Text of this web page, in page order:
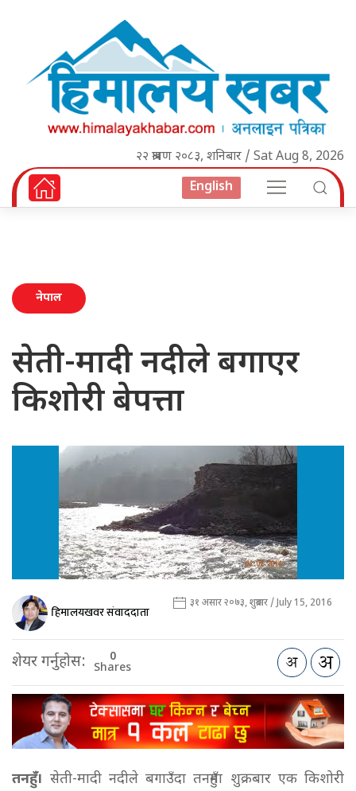
२२ श्रावण २०८३, शनिबार / Sat Aug 8, 2026
English
नेपाल
सेती-मादी नदीले बगाएर
किशोरी बेपत्ता
हिमालयखवर संवाददाता ३१ असार २०७३, शुक्रबार / July 15, 2016
शेयर गर्नुहोस: 0
Shares
तनहुँ । सेती-मादी नदीले बगाउँदा तनहुँमा शुक्रबार एक किशोरी